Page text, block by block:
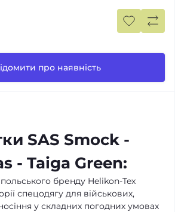
про наявність
SAS Smock -
- Taiga Green:
бренду Helikon-Tex
спецодягу для військових,
у складних погодних умовах